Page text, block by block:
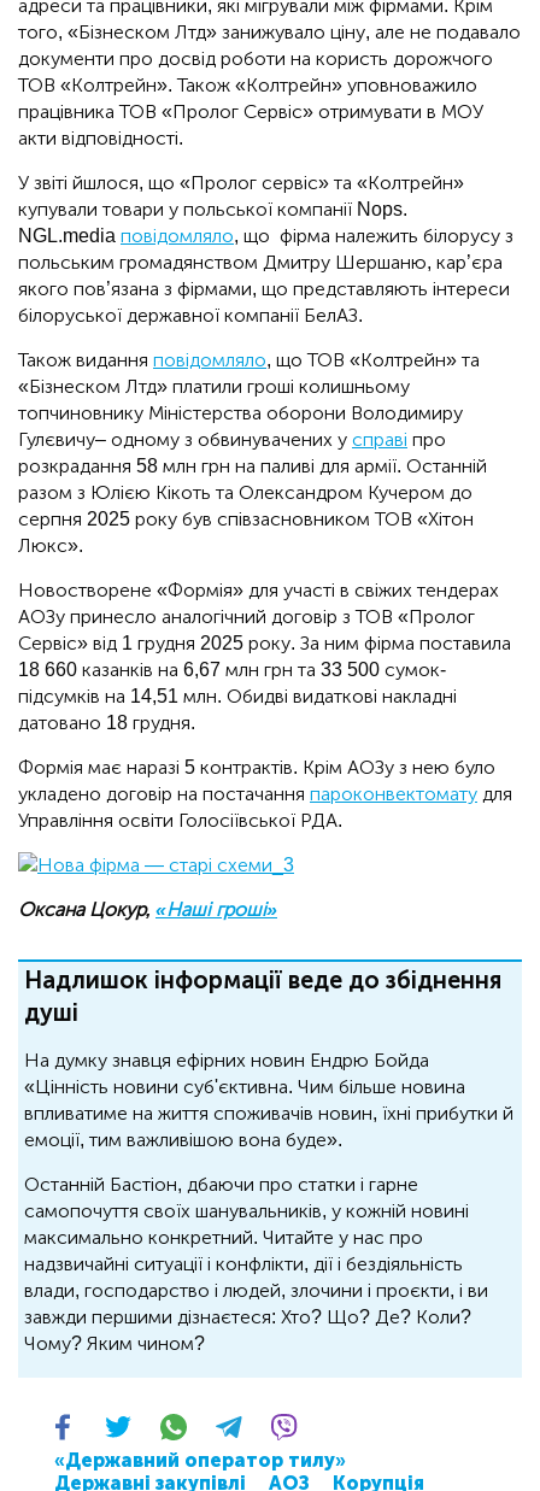
адреси та працівники, які мігрували між фірмами. Крім
того, «Бізнеском Лтд» занижувало ціну, але не подавало
документи про досвід роботи на користь дорожчого
ТОВ «Колтрейн». Також «Колтрейн» уповноважило
працівника ТОВ «Пролог Сервіс» отримувати в МОУ
акти відповідності.
У звіті йшлося, що «Пролог сервіс» та «Колтрейн»
купували товари у польської компанії Nops.
NGL.media повідомляло, що фірма належить білорусу з
польським громадянством Дмитру Шершаню, кар’єра
якого пов’язана з фірмами, що представляють інтереси
білоруської державної компанії БелАЗ.
Також видання повідомляло, що ТОВ «Колтрейн» та
«Бізнеском Лтд» платили гроші колишньому
топчиновнику Міністерства оборони Володимиру
Гулєвичу‒ одному з обвинувачених у справі про
розкрадання 58 млн грн на паливі для армії. Останній
разом з Юлією Кікоть та Олександром Кучером до
серпня 2025 року був співзасновником ТОВ «Хітон
Люкс».
Новостворене «Формія» для участі в свіжих тендерах
АОЗу принесло аналогічний договір з ТОВ «Пролог
Сервіс» від 1 грудня 2025 року. За ним фірма поставила
18 660 казанків на 6,67 млн грн та 33 500 сумок-
підсумків на 14,51 млн. Обидві видаткові накладні
датовано 18 грудня.
Формія має наразі 5 контрактів. Крім АОЗу з нею було
укладено договір на постачання пароконвектомату для
Управління освіти Голосіївської РДА.
Оксана Цокур, «Наші гроші»
Надлишок інформації веде до збіднення
душі
На думку знавця ефірних новин Ендрю Бойда
«Цінність новини суб'єктивна. Чим більше новина
впливатиме на життя споживачів новин, їхні прибутки й
емоції, тим важливішою вона буде».
Останній Бастіон, дбаючи про статки і гарне
самопочуття своїх шанувальників, у кожній новині
максимально конкретний. Читайте у нас про
надзвичайні ситуації і конфлікти, дії і бездіяльність
влади, господарство і людей, злочини і проєкти, і ви
завжди першими дізнаєтеся: Хто? Що? Де? Коли?
Чому? Яким чином?
«Державний оператор тилу»
Державні закупівлі
АОЗ Корупція